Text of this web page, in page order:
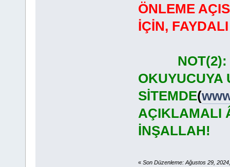
ÖNLEME
İÇİN,
OKUYUCUYA
SİTEMDE(
AÇIKLAMALI
İNŞALLAH!
« Son Düzenleme: Ağustos 29,